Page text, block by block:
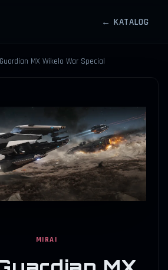
← KATALOG
MX Wikelo War Special
MIRAI